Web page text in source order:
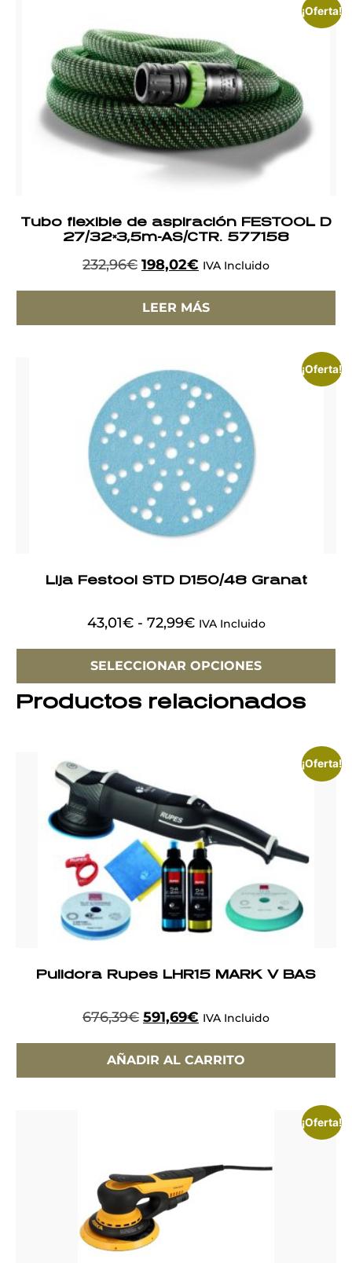
¡Oferta!
Tubo flexible de aspiración FESTOOL D
27/32×3,5m-AS/CTR. 577158
232,96€ 198,02€ IVA Incluido
LEER MÁS
¡Oferta!
Lija Festool STD D150/48 Granat
43,01€ - 72,99€ IVA Incluido
SELECCIONAR OPCIONES
Productos relacionados
¡Oferta!
Pulidora Rupes LHR15 MARK V BAS
676,39€ 591,69€ IVA Incluido
AÑADIR AL CARRITO
¡Oferta!